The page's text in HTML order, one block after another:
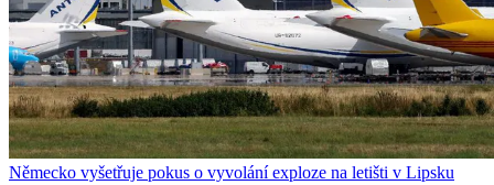
Německo vyšetřuje pokus o vyvolání exploze na letišti v Lipsku